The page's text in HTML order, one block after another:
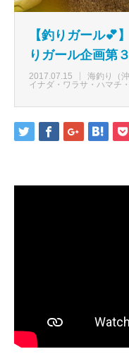
【釣りガール
りガール企画第
2017.07.15
海釣り（沖
イナダ・ワラサ・ハマチ